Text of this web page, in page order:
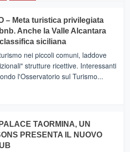
– Meta turistica privilegiata
Anche la Valle Alcantara
siciliana
nei piccoli comuni, laddove
strutture ricettive. Interessanti
l'Osservatorio sul Turismo...
TAORMINA, UN
PRESENTA IL NUOVO